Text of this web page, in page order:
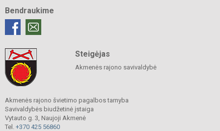
Bendraukime
Steigėjas
Akmenės rajono savivaldybė
Akmenės rajono švietimo pagalbos tarnyba
Savivaldybės biudžetinė įstaiga
Vytauto g. 3, Naujoji Akmenė
Tel. +370 425 56860